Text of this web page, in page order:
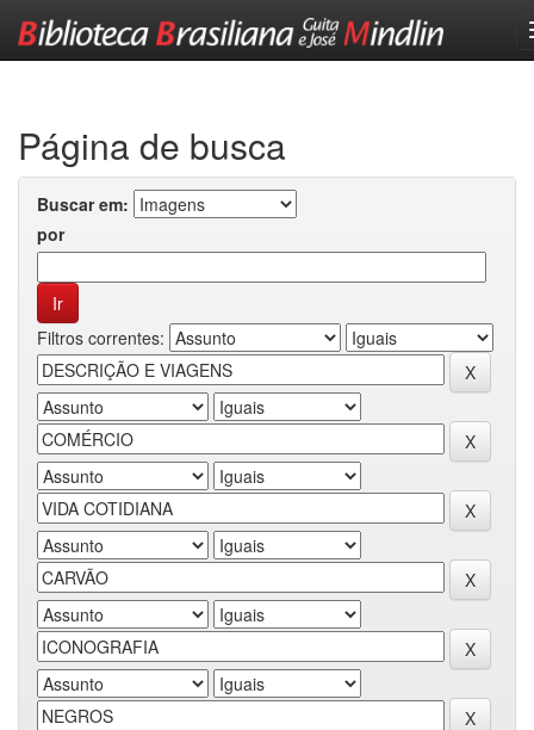
Página de busca
Buscar em:
por
Filtros correntes: